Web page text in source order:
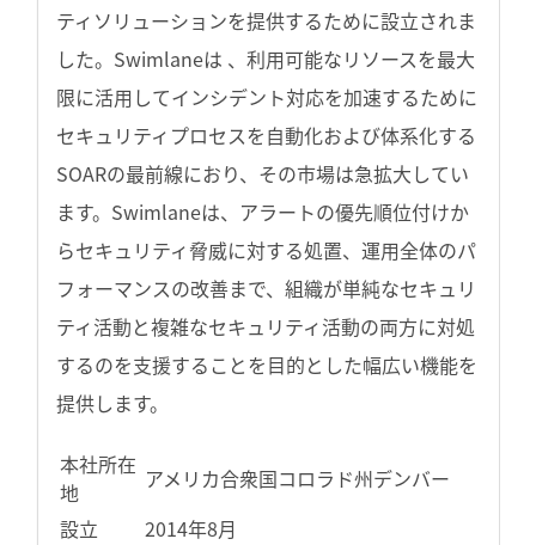
ティソリューションを提供するために設立されま
した。Swimlaneは 、利用可能なリソースを最大
限に活用してインシデント対応を加速するために
セキュリティプロセスを自動化および体系化する
SOARの最前線におり、その市場は急拡大してい
ます。Swimlaneは、アラートの優先順位付けか
らセキュリティ脅威に対する処置、運用全体のパ
フォーマンスの改善まで、組織が単純なセキュリ
ティ活動と複雑なセキュリティ活動の両方に対処
するのを支援することを目的とした幅広い機能を
提供します。
本社所在
地
アメリカ合衆国コロラド州デンバー
設立
2014年8月